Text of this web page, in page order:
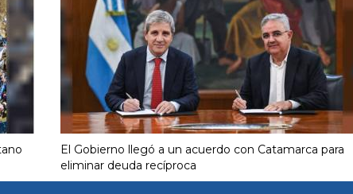
El Gobierno llegó a un acuerdo con Catamarca para
eliminar deuda recíproca